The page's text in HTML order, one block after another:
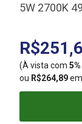
5W 2700K
(À vista com
ou R$264,89